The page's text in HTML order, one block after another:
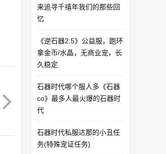
来追寻千禧年我们的那些回
忆
《逆石器2.5》公益服，跑环
拿金币/水晶，无商业宠，长
久稳定
石器时代哪个服人多《石器
co》最多人最火爆的石器时
代
石器时代私服达那的小丑任
务(特殊宠证任务)